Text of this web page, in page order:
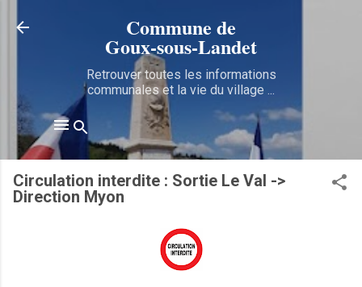
Accéder au contenu principal
Commune de
Goux‑sous‑Landet
Retrouver toutes les informations
communales et la vie du village ...
Circulation interdite : Sortie Le Val ->
Direction Myon